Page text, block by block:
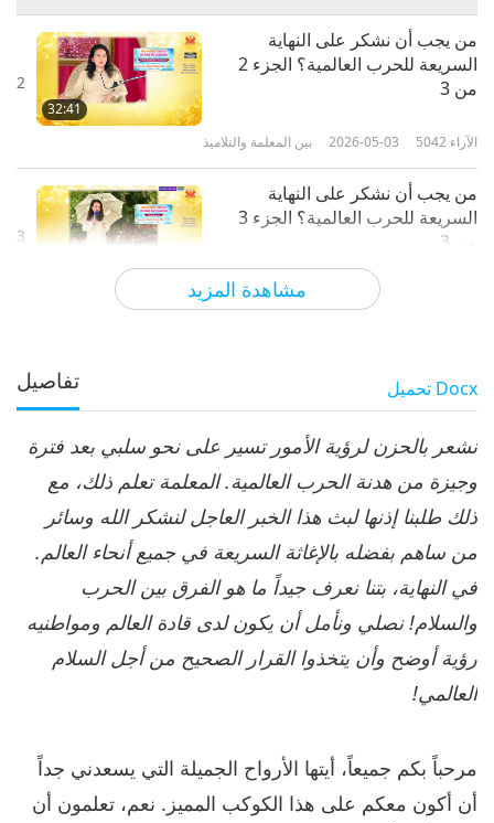
مشاهدة المزيد
2
32:41
من يجب أن نشكر على النهاية
السريعة للحرب العالمية؟ الجزء 2
من 3
بين المعلمة والتلاميذ 2026-05-03 5042 الآراء
3
من يجب أن نشكر على النهاية
السريعة للحرب العالمية؟ الجزء 3
بين المعلمة والتلاميذ 2026-05-04
تفاصيل Docx
نشعر بالحزن لرؤية الأمور تسير على نحو سلبي بعد فترة
وجيزة من هدنة الحرب العالمية. المعلمة تعلم ذلك، مع
ذلك طلبنا إذنها لبث هذا الخبر العاجل لنشكر الله وسائر
من ساهم بفضله بالإغاثة السريعة في جميع أنحاء العالم.
في النهاية، بتنا نعرف جيداً ما هو الفرق بين الحرب
والسلام! نصلي ونأمل أن يكون لدى قادة العالم ومواطنيه
رؤية أوضح وأن يتخذوا القرار الصحيح من أجل السلام
العالمي!
مرحباً بكم جميعاً، أيتها الأرواح الجميلة التي يسعدني جداً
أن أكون معكم على هذا الكوكب المميز. نعم، تعلمون أن